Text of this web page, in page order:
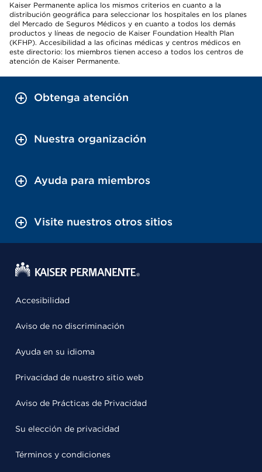
Kaiser Permanente aplica los mismos criterios en cuanto a la
distribución geográfica para seleccionar los hospitales en los planes
del Mercado de Seguros Médicos y en cuanto a todos los demás
productos y líneas de negocio de Kaiser Foundation Health Plan
(KFHP). Accesibilidad a las oficinas médicas y centros médicos en
este directorio: los miembros tienen acceso a todos los centros de
atención de Kaiser Permanente.
Obtenga atención
Nuestra organización
Ayuda para miembros
Visite nuestros otros sitios
Accesibilidad
Aviso de no discriminación
Ayuda en su idioma
Privacidad de nuestro sitio web
Aviso de Prácticas de Privacidad
Su elección de privacidad
Términos y condiciones